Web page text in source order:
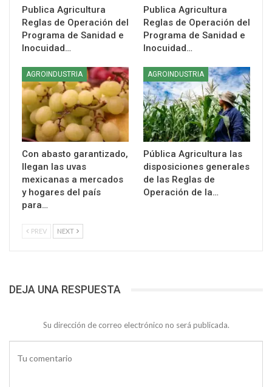
Publica Agricultura
Reglas de Operación del
Programa de Sanidad e
Inocuidad…
Publica Agricultura
Reglas de Operación del
Programa de Sanidad e
Inocuidad…
AGROINDUSTRIA
Con abasto garantizado,
llegan las uvas
mexicanas a mercados
y hogares del país
para…
AGROINDUSTRIA
Pública Agricultura las
disposiciones generales
de las Reglas de
Operación de la…
PREV NEXT
DEJA UNA RESPUESTA
Su dirección de correo electrónico no será publicada.